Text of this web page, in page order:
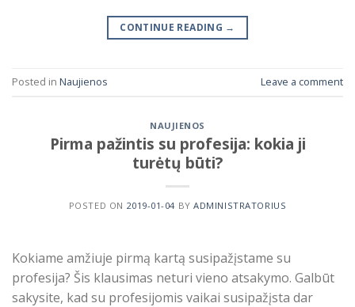
CONTINUE READING →
Posted in Naujienos Leave a comment
NAUJIENOS
Pirma pažintis su profesija: kokia ji
turėtų būti?
POSTED ON 2019-01-04 BYADMINISTRATORIUS
Kokiame amžiuje pirmą kartą susipažįstame su
profesija? Šis klausimas neturi vieno atsakymo. Galbūt
sakysite, kad su profesijomis vaikai susipažįsta dar